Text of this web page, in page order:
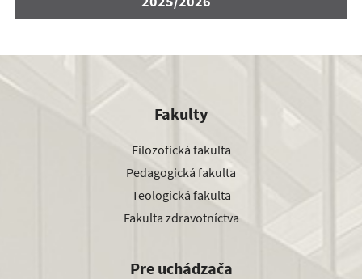
Fakulty
Filozofická fakulta
Pedagogická fakulta
Teologická fakulta
Fakulta zdravotníctva
Pre uchádzača